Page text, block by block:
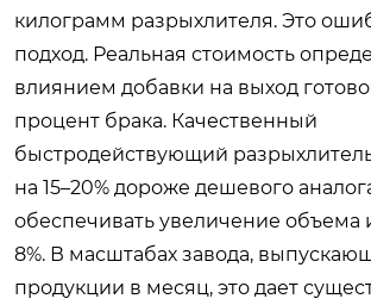
килограмм разрыхлителя. Это
подход. Реальная стоимость
влиянием добавки на выход
процент брака. Качественный
быстродействующий
на 15–20% дороже дешевого
обеспечивать увеличение объема
8%. В масштабах завода,
продукции в месяц, это дает